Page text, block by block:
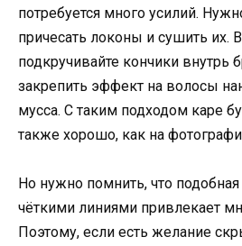
потребуется много усилий.
причесать локоны и сушить их.
подкручивайте кончики внутрь
закрепить эффект на волосы
мусса. С таким подходом каре
также хорошо, как на
Но нужно помнить, что
чёткими линиями привлекает
Поэтому, если есть желание